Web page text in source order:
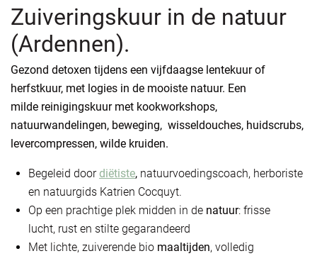
Zuiveringskuur in de natuur
(Ardennen).
Gezond detoxen tijdens een vijfdaagse lentekuur of
herfstkuur, met logies in de mooiste natuur. Een
milde reinigingskuur met kookworkshops,
natuurwandelingen, beweging, wisseldouches, huidscrubs,
levercompressen, wilde kruiden.
Begeleid doordiëtiste, natuurvoedingscoach, herboriste
en natuurgids Katrien Cocquyt.
Op een prachtige plek midden in de natuur: frisse
lucht, rust en stilte gegarandeerd
Met lichte, zuiverende bio maaltijden, volledig